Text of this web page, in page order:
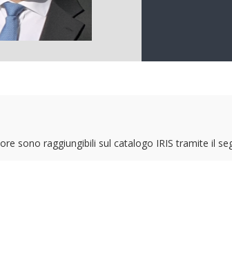
sono raggiungibili sul catalogo IRIS tramite il